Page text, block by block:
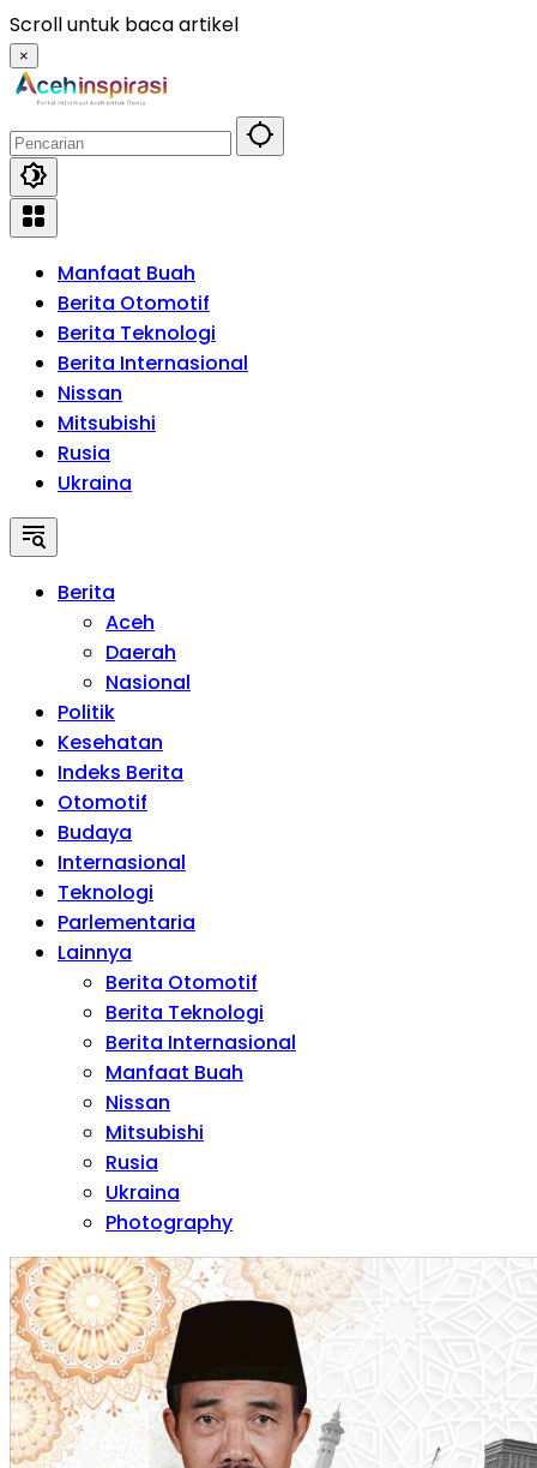
Langsung
ke
konten
Scroll untuk baca artikel
×
Manfaat Buah
Berita Otomotif
Berita Teknologi
Berita Internasional
Nissan
Mitsubishi
Rusia
Ukraina
Berita
Aceh
Daerah
Nasional
Politik
Kesehatan
Indeks Berita
Otomotif
Budaya
Internasional
Teknologi
Parlementaria
Lainnya
Berita Otomotif
Berita Teknologi
Berita Internasional
Manfaat Buah
Nissan
Mitsubishi
Rusia
Ukraina
Photography